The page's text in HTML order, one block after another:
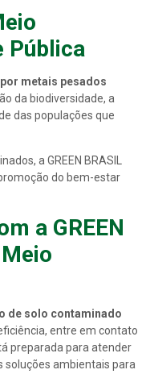
Pública
metais pesados
da biodiversidade, a
das populações que
a GREEN BRASIL
do bem-estar
a GREEN
de solo contaminado
entre em contato
preparada para atender
soluções ambientais para